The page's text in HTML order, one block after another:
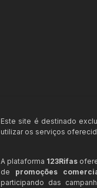
Este site é destinado
utilizar os serviços
A plataforma 123Rifas
de promoções
participando das